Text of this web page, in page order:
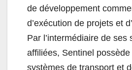
de développement
d’exécution de projets et
Par l’intermédiaire de ses
affiliées, Sentinel
systèmes de transport et